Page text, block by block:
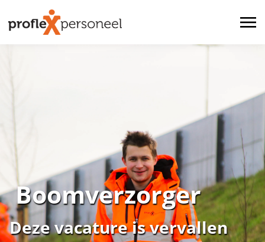
Boomverzorger
Deze vacature is vervallen